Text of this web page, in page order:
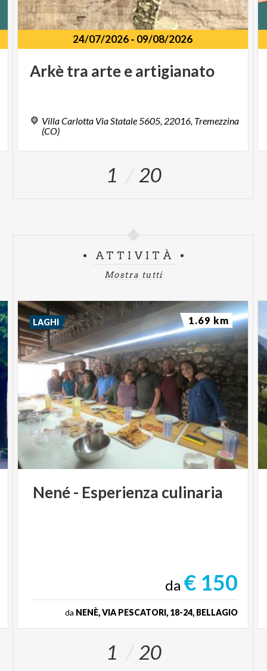
24/07/2026- 09/08/2026
Arkètra arteeartigianato
Villa Carlotta Via Statale 5605, 22016, Tremezzina
(CO)
1 20
ATTIVITÀ
Mostra tutti
Nené- Esperienza culinaria
da € 150
da NENÈ, VIA PESCATORI, 18-24, BELLAGIO
LAGHI 1.69 km
1 20